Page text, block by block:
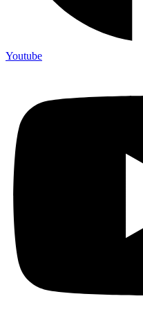
Youtube